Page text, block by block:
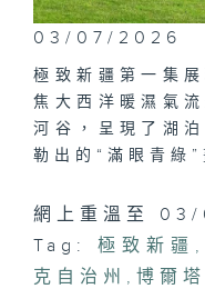
03/07/2026
極致新疆第一集
焦大西洋暖濕氣
河谷，呈現了湖
勒出的“滿眼青綠”
網上重溫至
Tag:
極致新疆 ,
克自治州 ,博爾